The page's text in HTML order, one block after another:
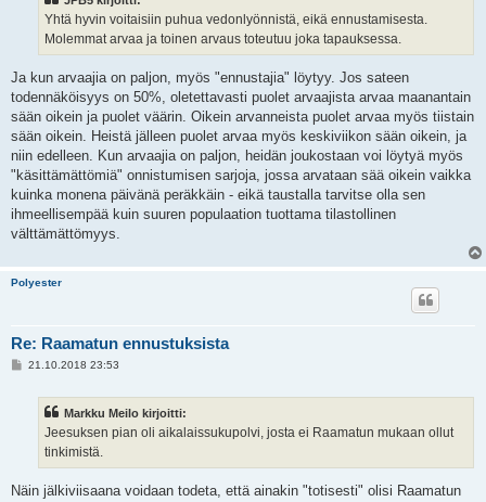
Yhtä hyvin voitaisiin puhua vedonlyönnistä, eikä ennustamisesta.
Molemmat arvaa ja toinen arvaus toteutuu joka tapauksessa.
Ja kun arvaajia on paljon, myös "ennustajia" löytyy. Jos sateen
todennäköisyys on 50%, oletettavasti puolet arvaajista arvaa maanantain
sään oikein ja puolet väärin. Oikein arvanneista puolet arvaa myös tiistain
sään oikein. Heistä jälleen puolet arvaa myös keskiviikon sään oikein, ja
niin edelleen. Kun arvaajia on paljon, heidän joukostaan voi löytyä myös
"käsittämättömiä" onnistumisen sarjoja, jossa arvataan sää oikein vaikka
kuinka monena päivänä peräkkäin - eikä taustalla tarvitse olla sen
ihmeellisempää kuin suuren populaation tuottama tilastollinen
välttämättömyys.
Polyester
Re: Raamatun ennustuksista
V21.10.2018 23:53
Markku Meilo kirjoitti:
Jeesuksen pian oli aikalaissukupolvi, josta ei Raamatun mukaan ollut
tinkimistä.
Näin jälkiviisaana voidaan todeta, että ainakin "totisesti" olisi Raamatun